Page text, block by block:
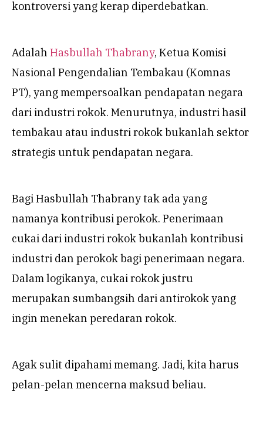
kontroversi yang kerap diperdebatkan.
Adalah Hasbullah Thabrany, Ketua Komisi
Nasional Pengendalian Tembakau (Komnas
PT), yang mempersoalkan pendapatan negara
dari industri rokok. Menurutnya, industri hasil
tembakau atau industri rokok bukanlah sektor
strategis untuk pendapatan negara.
Bagi Hasbullah Thabrany tak ada yang
namanya kontribusi perokok. Penerimaan
cukai dari industri rokok bukanlah kontribusi
industri dan perokok bagi penerimaan negara.
Dalam logikanya, cukai rokok justru
merupakan sumbangsih dari antirokok yang
ingin menekan peredaran rokok.
Agak sulit dipahami memang. Jadi, kita harus
pelan-pelan mencerna maksud beliau.